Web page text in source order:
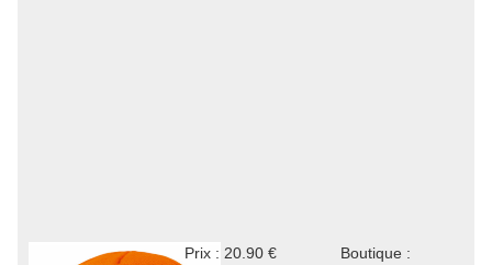
Prix : 20.90 €
Boutique :